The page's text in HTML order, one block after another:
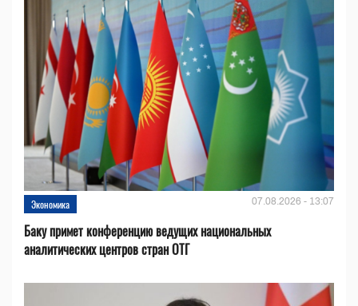
Экономика 07.08.2026 - 13:07
Баку примет конференцию ведущих национальных
аналитических центров стран ОТГ